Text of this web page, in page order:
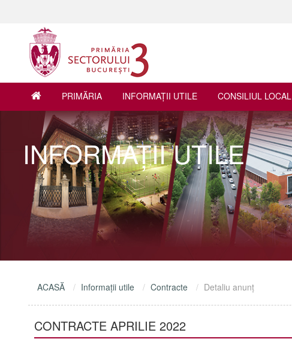
PRIMĂRIA INFORMAŢII UTILE CONSILIUL LOCAL
INFORMAŢII UTILE
ACASĂ Informaţii utile Contracte Detaliu anunţ
CONTRACTE APRILIE 2022